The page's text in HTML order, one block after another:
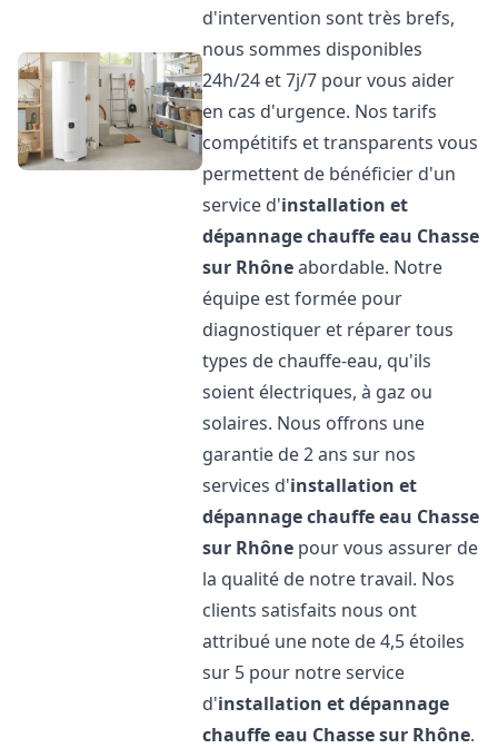
d'intervention sont très brefs,
nous sommes disponibles
24h/24 et 7j/7 pour vous aider
en cas d'urgence. Nos tarifs
compétitifs et transparents vous
permettent de bénéficier d'un
service d'installation et
dépannage chauffe eau Chasse
sur Rhôneabordable. Notre
équipe est formée pour
diagnostiquer et réparer tous
types de chauffe-eau, qu'ils
soient électriques, à gaz ou
solaires. Nous offrons une
garantie de 2 ans sur nos
services d'installation et
dépannage chauffe eau Chasse
sur Rhône pour vous assurer de
la qualité de notre travail. Nos
clients satisfaits nous ont
attribué une note de 4,5 étoiles
sur 5 pour notre service
d'installation et dépannage
chauffe eau Chasse sur Rhône.